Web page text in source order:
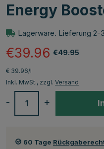
Energy
Lagerware. Lieferung 2-
€49.95
€39.96
€ 39.96/l
Inkl. MwSt., zzgl. Versand
+
-
60 Tage